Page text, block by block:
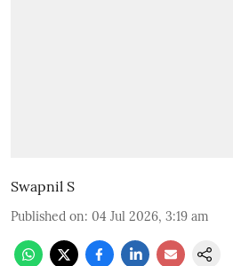
Swapnil S
Published on: 04 Jul 2026, 3:19 am